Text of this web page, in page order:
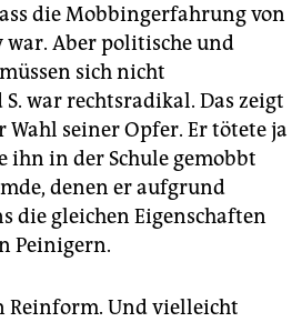
die Mobbingerfahrung von
war. Aber politische und
sich nicht
war rechtsradikal. Das zeigt
seiner Opfer. Er tötete ja
ihn in der Schule gemobbt
denen er aufgrund
die gleichen Eigenschaften
Peinigern.
Reinform. Und vielleicht